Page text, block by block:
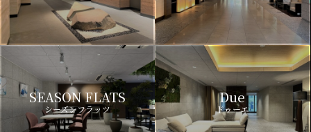
SEASON FLATS
シーズンフラッツ
Due
ドゥーエ